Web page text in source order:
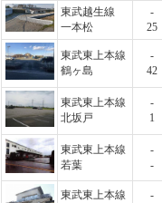
東武越生線
一本松
-
25
東武東上本線
鶴ヶ島
-
42
東武東上本線
北坂戸
-
1
東武東上本線
若葉
-
-
東武東上本線
-